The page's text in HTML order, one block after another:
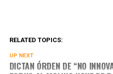
RELATED TOPICS:
UP NEXT
DICTAN ÓRDEN DE “NO